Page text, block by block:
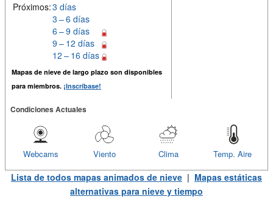
Próximos:3 días
3 – 6 días
6 – 9 días
9 – 12 días
12 – 16 días
Mapas de nieve de largo plazo son disponibles
para miembros. ¡Inscríbase!
Condiciones Actuales
Temp. Aire
Clima
Viento
Webcams
Lista de todos mapas animados de nieve | Mapas estáticas
alternativas para nieve y tiempo